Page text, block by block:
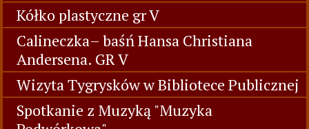
Kółko plastyczne gr V
Calineczka– baśń Hansa Christiana
Andersena. GR V
Wizyta Tygrysków w Bibliotece Publicznej
Spotkanie z Muzyką "Muzyka